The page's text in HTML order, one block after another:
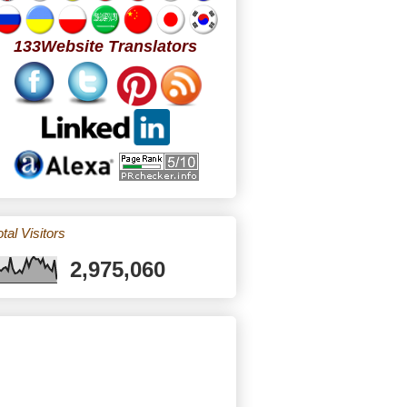
133Website Translators
Visitors
2,975,060